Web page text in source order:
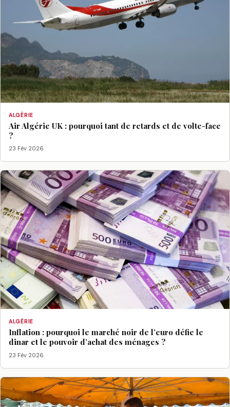
ALGÉRIE
Air Algérie UK : pourquoi tant de retards et de volte-face
?
23 Fév 2026
ALGÉRIE
Inflation : pourquoi le marché noir de l’euro défie le
dinar et le pouvoir d’achat des ménages ?
23 Fév 2026